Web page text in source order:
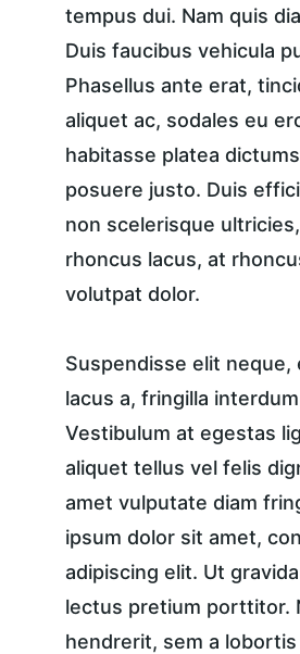
tempus dui. Nam quis
Duis faucibus vehicula
Phasellus ante erat,
aliquet ac, sodales eu
habitasse platea
posuere justo. Duis
non scelerisque
rhoncus lacus, at
volutpat dolor.
Suspendisse elit neque,
lacus a, fringilla
Vestibulum at egestas
aliquet tellus vel felis
amet vulputate diam
ipsum dolor sit amet,
adipiscing elit. Ut
lectus pretium porttitor.
hendrerit, sem a